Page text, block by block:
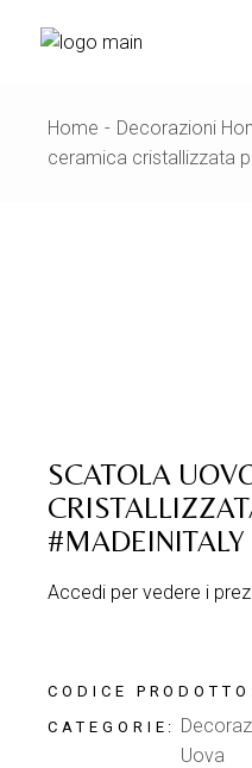
Home Decorazioni
ceramica cristallizzata
SCATOLA
#MADEINITALY
Accedi per vedere i
CODICE
CATEGORIE:
Uova